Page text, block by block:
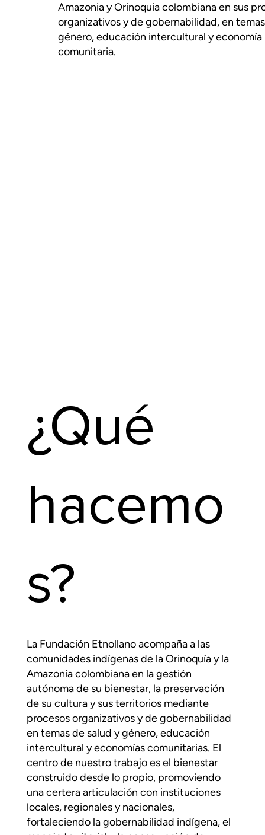
Amazonia y Orinoquia colombiana en sus
organizativos y de gobernabilidad, en
género, educación intercultural y economía
comunitaria.
¿Qué
hacemo
s?
La Fundación Etnollano acompaña a las
comunidades indígenas de la Orinoquía y la
Amazonía colombiana en la gestión
autónoma de su bienestar, la preservación
de su cultura y sus territorios mediante
procesos organizativos y de gobernabilidad
en temas de salud y género, educación
intercultural y economías comunitarias. El
centro de nuestro trabajo es el bienestar
construido desde lo propio, promoviendo
una certera articulación con instituciones
locales, regionales y nacionales,
fortaleciendo la gobernabilidad indígena, el